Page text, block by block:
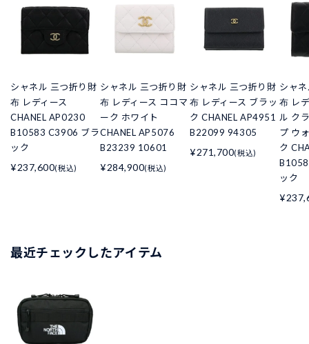
シャネル 三つ折り財
布 レディース
CHANEL AP0230
B10583 C3906 ブラ
ック
¥237,600(税込)
シャネル 三つ折り財
布 レディース ココマ
ーク ホワイト
CHANEL AP5076
B23239 10601
¥284,900(税込)
シャネル 三つ折り財
布 レディース ブラッ
ク CHANEL AP4951
B22099 94305
¥271,700(税込)
シャ
布 レ
ル ク
プ ウ
ク
ック
最近チェックしたアイテム